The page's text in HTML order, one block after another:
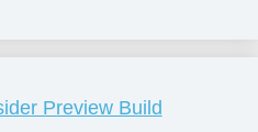
Preview Build